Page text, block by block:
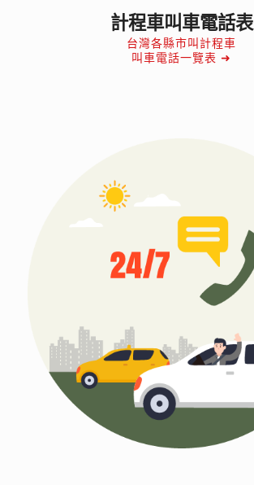
計程車叫車電話表
台灣各縣市叫計程車
叫車電話一覽表 ➜